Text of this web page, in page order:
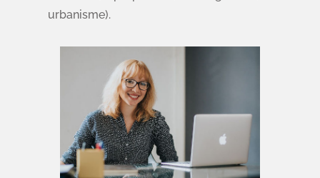
urbanisme).